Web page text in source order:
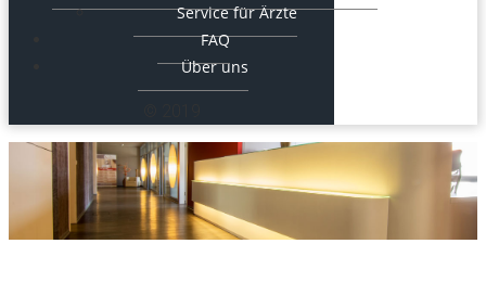
Service für Ärzte
FAQ
Über uns